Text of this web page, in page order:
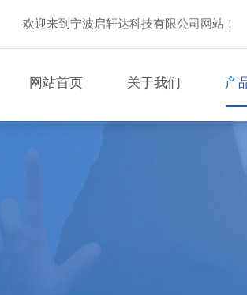
欢迎来到宁波启轩达科技有限公司网站！
网站首页 关于我们 产